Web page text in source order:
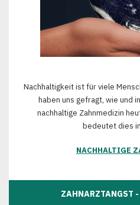
Nachhaltigkeit ist für viele
haben uns gefragt, wie und
nachhaltige Zahnmedizin
bedeutet dies
NACHHALTIGE
ZAHNARZTANGST